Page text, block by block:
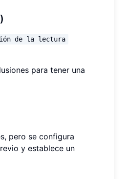
de la lectura
para tener una
pero se configura
y establece un